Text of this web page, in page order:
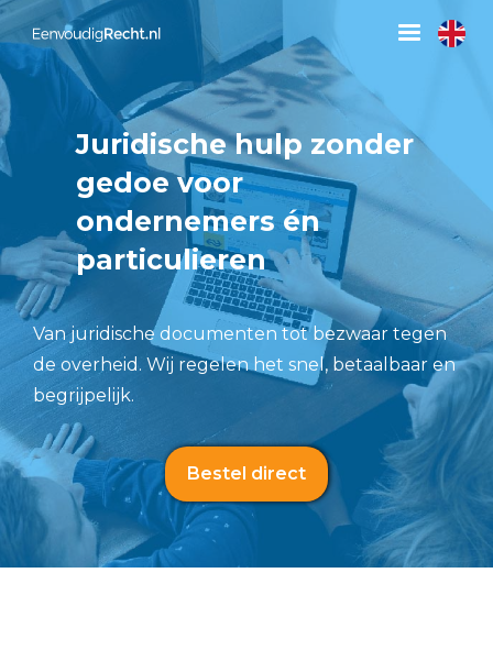
Juridische hulp zonder
gedoe voor
ondernemers én
particulieren
Van juridische documenten tot bezwaar tegen
de overheid. Wij regelen het snel, betaalbaar en
begrijpelijk.
Bestel direct